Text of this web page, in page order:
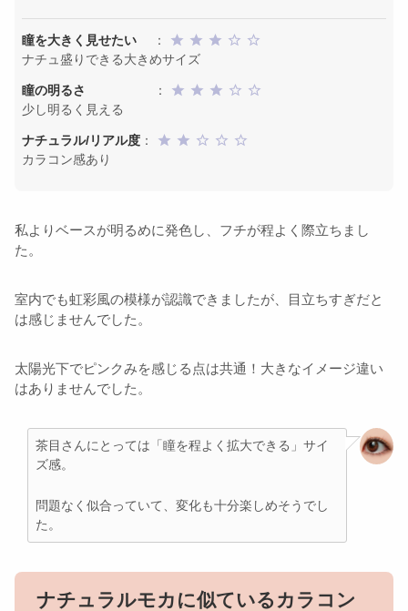
瞳を大きく見せたい
：
ナチュ盛りできる大きめサイズ
瞳の明るさ
：
少し明るく見える
ナチュラル/リアル度 ：
カラコン感あり
私よりベースが明るめに発色し、フチが程よく際立ちまし
た。
室内でも虹彩風の模様が認識できましたが、目立ちすぎだと
は感じませんでした。
太陽光下でピンクみを感じる点は共通！大きなイメージ違い
はありませんでした。
茶目さんにとっては「瞳を程よく拡大できる」サイ
ズ感。
問題なく似合っていて、変化も十分楽しめそうでし
た。
ナチュラルモカに似ているカラコン